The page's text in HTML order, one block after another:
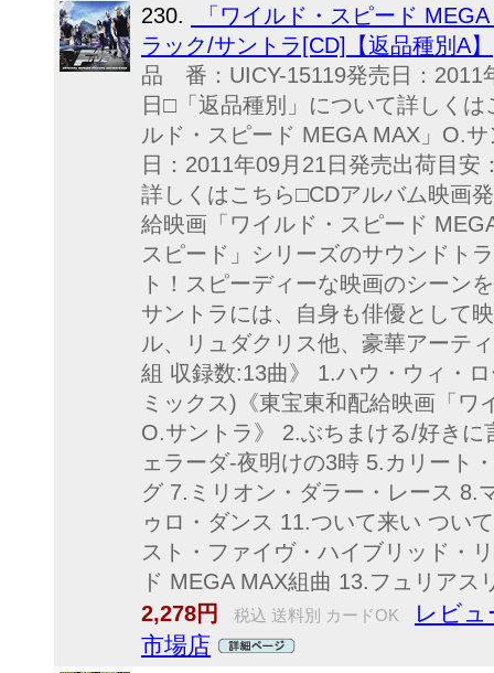
230.
「ワイルド・スピード
ラック/サントラ[CD]【返品種別A】
品 番：UICY-15119発売日：2011
日□「返品種別」について詳しく
ルド・スピード MEGA MAX」O.
日：2011年09月21日発売出荷目
詳しくはこちら□CDアルバム映画
給映画「ワイルド・スピード
スピード」シリーズのサウンドト
ト！スピーディーな映画のシーン
サントラには、自身も俳優として
ル、リュダクリス他、豪華アーテ
組 収録数:13曲》 1.ハウ・ウィ・
ミックス)《東宝東和配給映画「ワ
O.サントラ》 2.ぶちまける/好き
ェラーダ-夜明けの3時 5.カリート
グ 7.ミリオン・ダラー・レース 8.
ゥロ・ダンス 11.ついて来い つい
スト・ファイヴ・ハイブリッド・
ド MEGA MAX組曲 13.フュリアス
2,278円
税込 送料別 カードOK
レビュ
市場店